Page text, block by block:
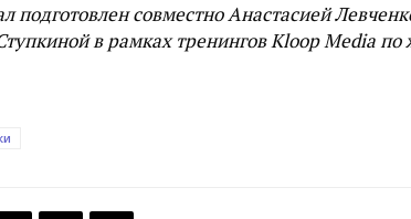
подготовлен совместно Анастасией
в рамках тренингов Kloop Media по